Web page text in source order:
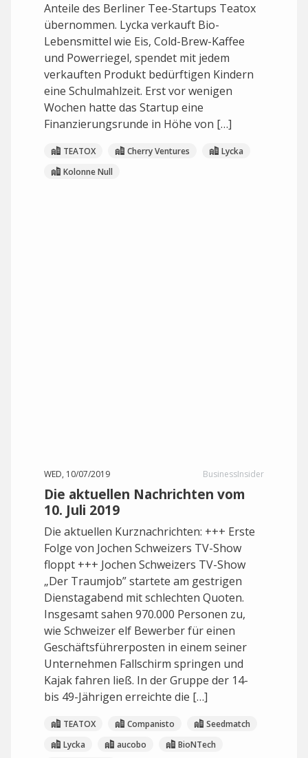
Anteile des Berliner Tee-Startups Teatox
übernommen. Lycka verkauft Bio-
Lebensmittel wie Eis, Cold-Brew-Kaffee
und Powerriegel, spendet mit jedem
verkauften Produkt bedürftigen Kindern
eine Schulmahlzeit. Erst vor wenigen
Wochen hatte das Startup eine
Finanzierungsrunde in Höhe von […]
TEATOX Cherry Ventures
Lycka
Kolonne Null
WED, 10/07/2019 BusinessInsider
Die aktuellen Nachrichten vom
10. Juli 2019
Die aktuellen Kurznachrichten: +++ Erste
Folge von Jochen Schweizers TV-Show
floppt +++ Jochen Schweizers TV-Show
„Der Traumjob” startete am gestrigen
Dienstagabend mit schlechten Quoten.
Insgesamt sahen 970.000 Personen zu,
wie Schweizer elf Bewerber für einen
Geschäftsführerposten in einem seiner
Unternehmen Fallschirm springen und
Kajak fahren ließ. In der Gruppe der 14-
bis 49-Jährigen erreichte die […]
TEATOX Companisto
Seedmatch
Lycka
aucobo
BioNTech